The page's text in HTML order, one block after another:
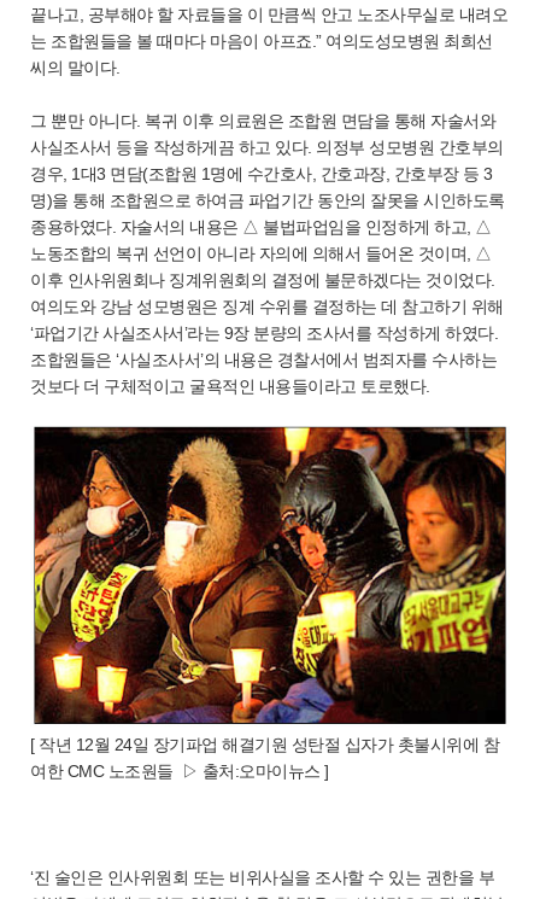
끝나고, 공부해야 할 자료들을 이 만큼씩 안고 노조사무실로 내려오
는 조합원들을 볼 때마다 마음이 아프죠.” 여의도성모병원 최희선
씨의 말이다.
그 뿐만 아니다. 복귀 이후 의료원은 조합원 면담을 통해 자술서와
사실조사서 등을 작성하게끔 하고 있다. 의정부 성모병원 간호부의
경우, 1대3 면담(조합원 1명에 수간호사, 간호과장, 간호부장 등 3
명)을 통해 조합원으로 하여금 파업기간 동안의 잘못을 시인하도록
종용하였다. 자술서의 내용은 △ 불법파업임을 인정하게 하고, △
노동조합의 복귀 선언이 아니라 자의에 의해서 들어온 것이며, △
이후 인사위원회나 징계위원회의 결정에 불문하겠다는 것이었다.
여의도와 강남 성모병원은 징계 수위를 결정하는 데 참고하기 위해
‘파업기간 사실조사서’라는 9장 분량의 조사서를 작성하게 하였다.
조합원들은 ‘사실조사서’의 내용은 경찰서에서 범죄자를 수사하는
것보다 더 구체적이고 굴욕적인 내용들이라고 토로했다.
[ 작년 12월 24일 장기파업 해결기원 성탄절 십자가 촛불시위에 참
여한 CMC 노조원들 ▷ 출처:오마이뉴스 ]
‘진 술인은 인사위원회 또는 비위사실을 조사할 수 있는 권한을 부